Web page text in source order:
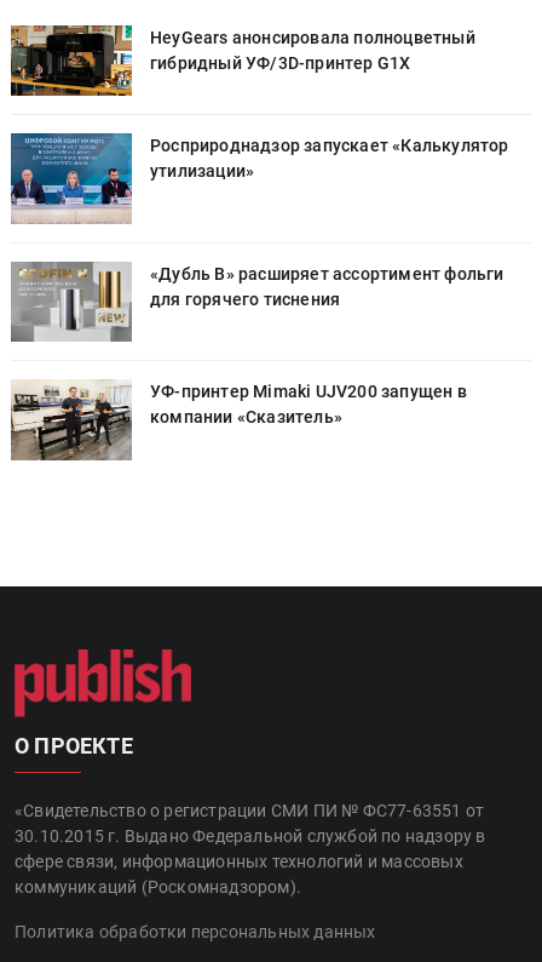
HeyGears анонсировала полноцветный
гибридный УФ/3D-принтер G1X
Росприроднадзор запускает «Калькулятор
утилизации»
«Дубль В» расширяет ассортимент фольги
для горячего тиснения
УФ-принтер Mimaki UJV200 запущен в
компании «Сказитель»
О ПРОЕКТЕ
«Свидетельство о регистрации СМИ ПИ № ФС77-63551 от
30.10.2015 г. Выдано Федеральной службой по надзору в
сфере связи, информационных технологий и массовых
коммуникаций (Роскомнадзором).
Политика обработки персональных данных